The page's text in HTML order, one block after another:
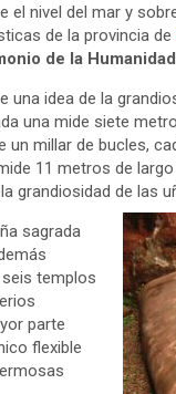
nivel del mar y
de la provincia de
de la Humanidad
una idea de la
una mide siete
un millar de bucles,
11 metros de
grandiosidad de las
sagrada
templos
parte
flexible